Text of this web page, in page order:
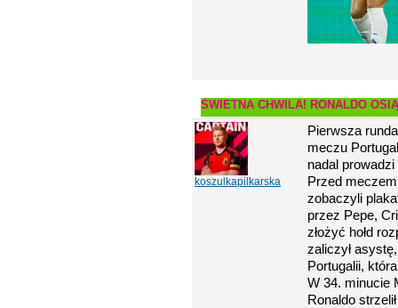
ŚWIETNA CHWILA! RONALDO
koszulkapilkarska
Pierwsza
meczu
nadal
Przed
zobaczyli
przez Pepe,
złożyć hołd
zaliczył
Portugalii,
W 34. minucie
Ronaldo